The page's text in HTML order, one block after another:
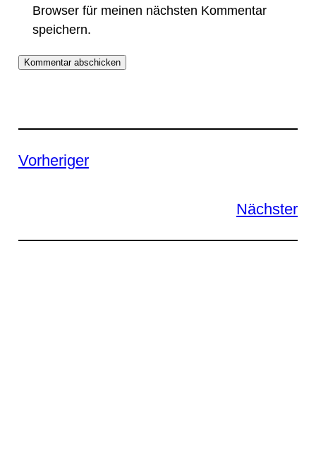
Browser für meinen nächsten Kommentar
speichern.
Vorheriger
Nächster